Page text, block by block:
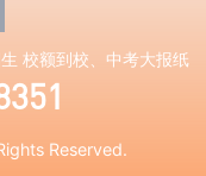
校额到校、中考大报纸
Reserved.